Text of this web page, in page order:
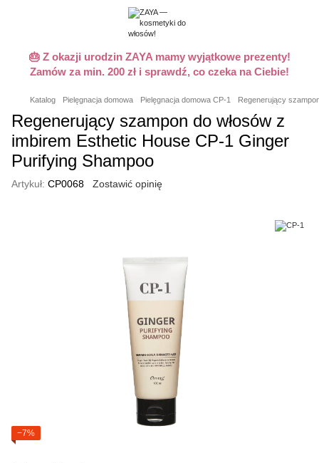
🎂 Z okazji urodzin ZAYA mamy wyjątkowe prezenty!
Zamów za min. 200 zł i sprawdź, co czeka na Ciebie!
Katalog Pielęgnacja domowa Pielęgnacja domowa CP-1 Regenerujący
Regenerujący szampon do włosów z
imbirem Esthetic House CP-1 Ginger
Purifying Shampoo
Artykuł: CP0068 Zostawić opinię
−7%